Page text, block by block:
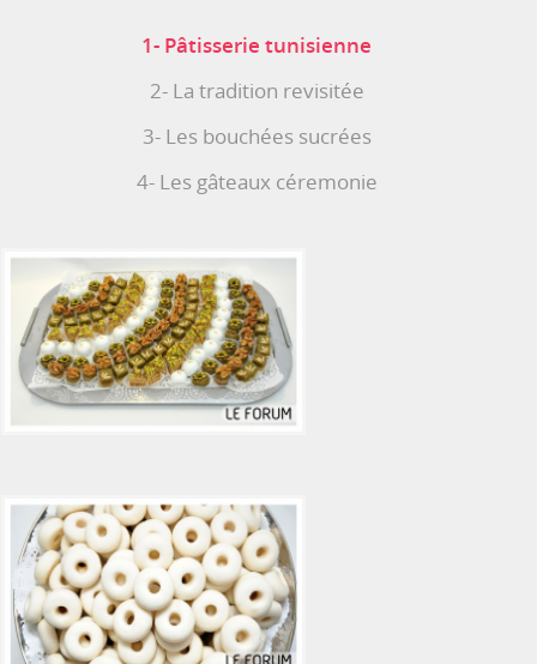
1- Pâtisserie tunisienne
2- La tradition revisitée
3- Les bouchées sucrées
4- Les gâteaux céremonie